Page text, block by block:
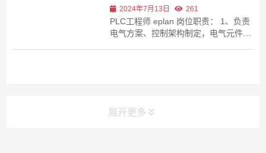
套系统部署及现场调试、测试，直...
2024年7月13日 261
PLC工程师 eplan 岗位职责： 1、负责
电气方案、控制架构制定，电气元件选
展开更多